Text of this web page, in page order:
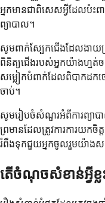
អ្នកមានជាពិសេសអ្វីដែលប៉ះ
ព្យាបាល។
សូមពាក់ស្បែកជើងដែលងាយស្
ពិនិត្យជើងរបស់អ្នកយ៉ាងហ្ម
សម្លៀកបំពាក់ដែលពិបាកដក
ចាប់។
សូមរៀបចំសំណួរអំពីការព្យាបា
ព្រមានដែលត្រូវការការយកចិ
រំពឹងទុកជួយអ្នកចូលរួមយ៉ាងសក
តើចំណុចសំខាន់អ្វីខ្ល